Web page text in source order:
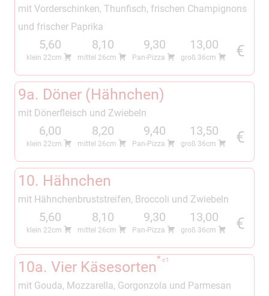
mit Vorderschinken, Thunfisch, frischen Champignons
und frischer Paprika
5,60
klein 22cm
8,10
mittel 26cm
9,30
Pan-Pizza
13,00
groß 36cm €
9a. Döner (Hähnchen)
mit Dönerfleisch und Zwiebeln
6,00
klein 22cm
8,20
mittel 26cm
9,40
Pan-Pizza
13,50
groß 36cm €
10. Hähnchen
mit Hähnchenbruststreifen, Broccoli und Zwiebeln
5,60
klein 22cm
8,10
mittel 26cm
9,30
Pan-Pizza
13,00
groß 36cm €
10a. Vier Käsesorten c1
mit Gouda, Mozzarella, Gorgonzola und Parmesan